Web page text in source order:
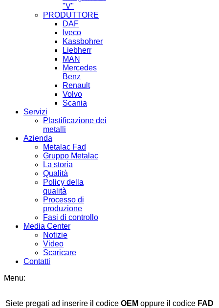
"V"
PRODUTTORE
DAF
Iveco
Kassbohrer
Liebherr
MAN
Mercedes
Benz
Renault
Volvo
Scania
Servizi
Plastificazione dei
metalli
Azienda
Metalac Fad
Gruppo Metalac
La storia
Qualità
Policy della
qualità
Processo di
produzione
Fasi di controllo
Media Center
Notizie
Video
Scaricare
Contatti
Menu:
Siete pregati ad inserire il codice OEM oppure il codice FAD